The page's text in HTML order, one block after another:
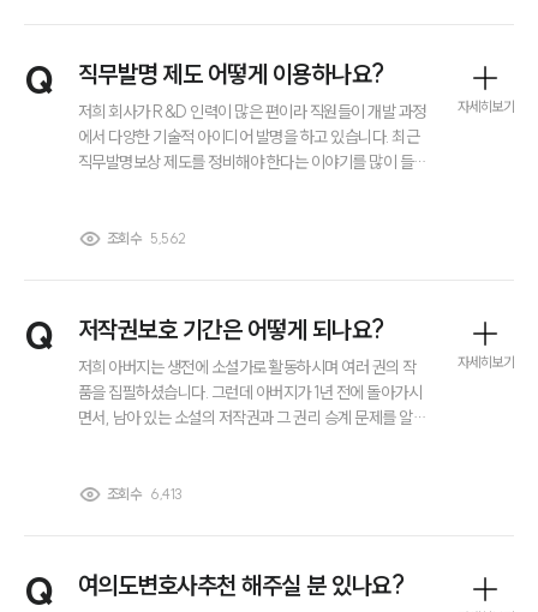
전체
구성원 소개
언론보도
공지사항
법률 블로그
법률서식
뉴스레터/브로슈어
대륜법률상담예약
Q 직무발명 제도 어떻게 이용하나요?
저희 회사가 R&D 인력이 많은 편이라 직원들이 개발 과정
에서 다양한 기술적 아이디어 발명을 하고 있습니다. 최근
직무발명보상 제도를 정비해야 한다는 이야기를 많이 들어
은 어떤 기준으로 지급해야 하는지가 잘 정리되어 있지 않
데 직무발명 제도를 실제 기업에서는 어떤 방식으로 이용
하고 운영하는 것이 맞는지 설명해주실 수 있을까요?
조회수 5,562
자세히보기
Q 저작권보호 기간은 어떻게 되나요?
저희 아버지는 생전에 소설가로 활동하시며 여러 권의 작
품을 집필하셨습니다. 그런데 아버지가 1년 전에 돌아가시
면서, 남아 있는 소설의 저작권과 그 권리 승계 문제를 알아
권리를 주장할 수 있는지, 또 저작권보호 기간이 얼마나 유
함께 설명해 주시면 감사하겠습니다.
조회수 6,413
자세히보기
Q 여의도변호사추천 해주실 분 있나요?